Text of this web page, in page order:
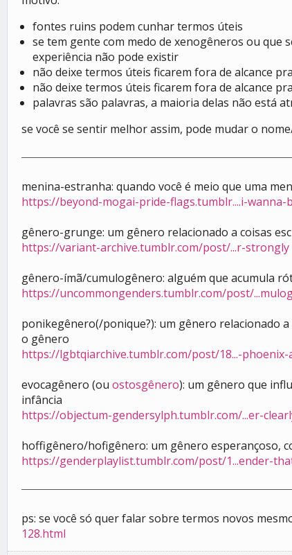
fontes ruins podem cunhar termos úteis
se tem gente com medo de xenogêneros ou
experiência não pode existir
não deixe termos úteis ficarem fora de alcance
não deixe termos úteis ficarem fora de alcance
palavras são palavras, a maioria delas não está
se você se sentir melhor assim, pode mudar o
menina-estranha: quando você é meio que uma
https://beyond-mogai-pride-flags.tumblr....i-wanna-
gênero-grunge: um gênero relacionado a coisas
https://variant-archive.tumblr.com/post/...r-strongly
gênero-ímã/cumulogênero: alguém que acumula
https://uncommongenders.tumblr.com/post/
ponikegênero(/ponique?): um gênero relacionado
o gênero
https://lgbtqiarchive.tumblr.com/post/18...-phoenix-
evocagênero (ou ostosgênero): um gênero que
infância
https://objectum-gendersylph.tumblr.com/...er-
hoffigênero/hofigênero: um gênero esperançoso,
https://genderplaylist.tumblr.com/post/1...ender-
ps: se você só quer falar sobre termos novos
128.html